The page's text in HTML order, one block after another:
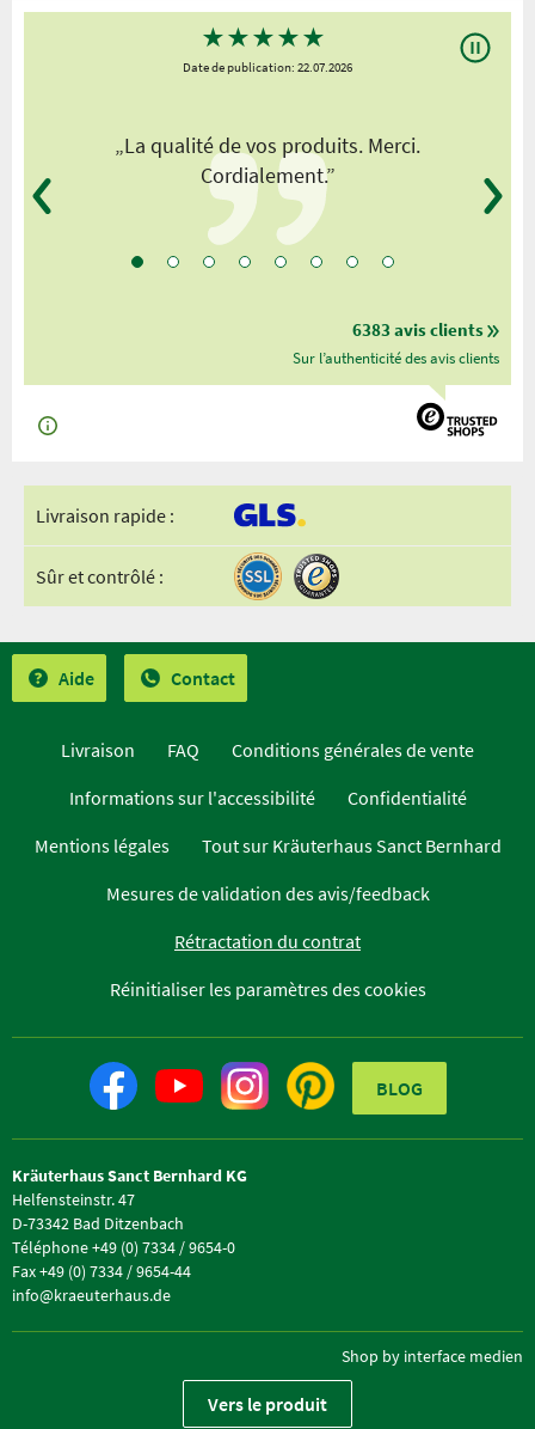
Vers le produit
★★★★★
Date de publication: 22.07.2026
„La qualité de vos produits. Merci.
Cordialement.”
6383 avis clients
Sur l’authenticité des avis clients
Livraison rapide :
Sûr et contrôlé :
Aide Contact
Livraison FAQ
Conditions générales de vente
Informations sur l'accessibilité
Confidentialité
Mentions légales
Tout sur Kräuterhaus Sanct Bernhard
Mesures de validation des avis/feedback
Rétractation du contrat
Réinitialiser les paramètres des cookies
BLOG
Kräuterhaus Sanct Bernhard KG
Helfensteinstr. 47
D-73342 Bad Ditzenbach
Téléphone +49 (0) 7334 / 9654-0
Fax +49 (0) 7334 / 9654-44
info@kraeuterhaus.de
Shop by interface medien
Vers le site Web sur ordinateur